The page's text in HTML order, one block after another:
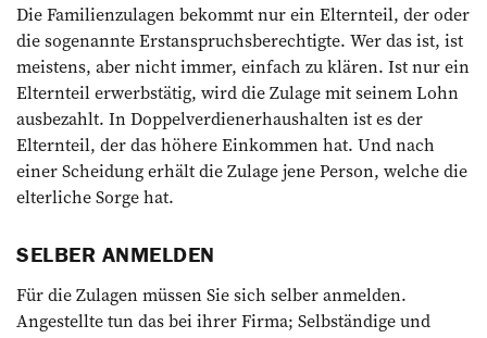
Die Familienzulagen bekommt nur ein Elternteil, der oder
die sogenannte Erstanspruchsberechtigte. Wer das ist, ist
meistens, aber nicht immer, einfach zu klären. Ist nur ein
Elternteil erwerbstätig, wird die Zulage mit seinem Lohn
ausbezahlt. In Doppelverdienerhaushalten ist es der
Elternteil, der das höhere Einkommen hat. Und nach
einer Scheidung erhält die Zulage jene Person, welche die
elterliche Sorge hat.
SELBER ANMELDEN
Für die Zulagen müssen Sie sich selber anmelden.
Angestellte tun das bei ihrer Firma; Selbständige und